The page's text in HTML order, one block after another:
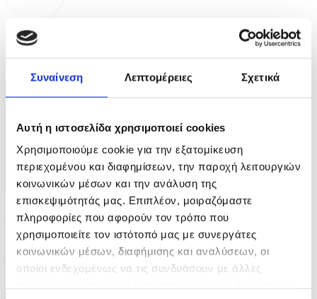
Συναίνεση Λεπτομέρειες Σχετικά
Αυτή η ιστοσελίδα χρησιμοποιεί cookies
Χρησιμοποιούμε cookie για την εξατομίκευση
περιεχομένου και διαφημίσεων, την παροχή λειτουργιών
κοινωνικών μέσων και την ανάλυση της
επισκεψιμότητάς μας. Επιπλέον, μοιραζόμαστε
πληροφορίες που αφορούν τον τρόπο που
χρησιμοποιείτε τον ιστότοπό μας με συνεργάτες
κοινωνικών μέσων, διαφήμισης και αναλύσεων, οι
οποίοι ενδεχομένως να τις συνδυάσουν με άλλες
ΦΩΤΟ
10 Φωτογραφίες
21/07/2026 14:04
Iσραηλινή επίθεση με drone στοίχισε τη ζωή σε
οικογένεια έξι ανθρώπων στη Γάζα